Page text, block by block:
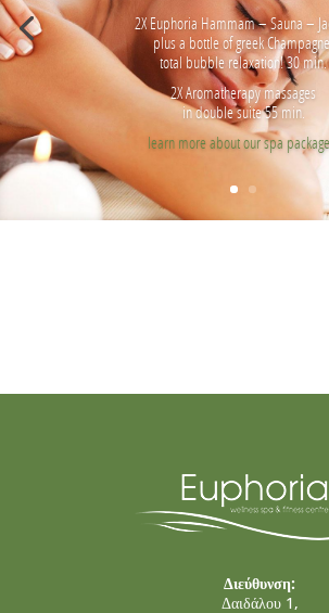
2X Euphoria Hammam – Sauna –
plus a bottle of greek
total bubble relaxation! 30 min.
2X Aromatherapy massages
in double suite 55 min.
learn more about our spa
Διεύθυνση:
Δαιδάλου 1,